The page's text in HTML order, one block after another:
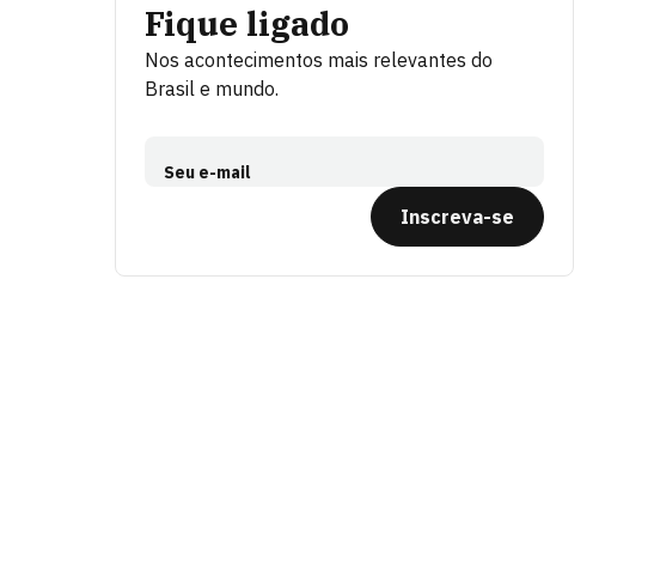
Fique ligado
Nos acontecimentos mais relevantes do
Brasil e mundo.
Seu e-mail
Inscreva-se